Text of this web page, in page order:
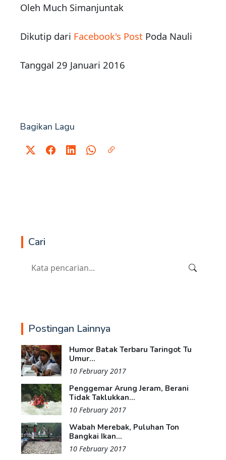
Oleh Much Simanjuntak
Dikutip dari Facebook's Post Poda Nauli
Tanggal 29 Januari 2016
Bagikan Lagu
Cari
Postingan Lainnya
Humor Batak Terbaru Taringot Tu
Umur...
10 February 2017
Penggemar Arung Jeram, Berani
Tidak Taklukkan...
10 February 2017
Wabah Merebak, Puluhan Ton
Bangkai Ikan...
10 February 2017